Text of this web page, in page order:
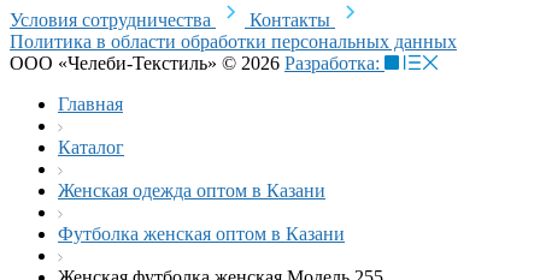
Условия сотрудничества
Контакты
Политика в области обработки персональных данных
ООО «Челеби-Текстиль» © 2026 Разработка:
Главная
Каталог
Женская одежда оптом в Казани
Футболка женская оптом в Казани